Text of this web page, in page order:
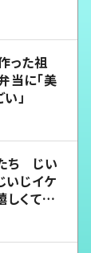
った祖
に「美
」
ち じい
いじイケ
しくて可